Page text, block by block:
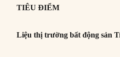
TIÊU ĐIỂM
Liệu thị trường bất động sản